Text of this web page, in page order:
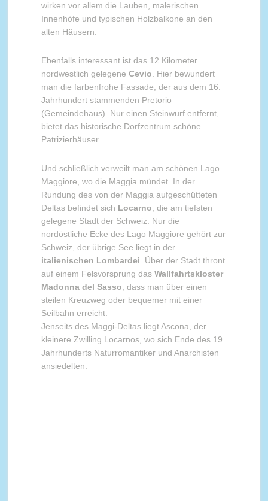
wirken vor allem die Lauben, malerischen
Innenhöfe und typischen Holzbalkone an den
alten Häusern.
Ebenfalls interessant ist das 12 Kilometer
nordwestlich gelegene Cevio . Hier bewundert
man die farbenfrohe Fassade, der aus dem 16.
Jahrhundert stammenden Pretorio
(Gemeindehaus). Nur einen Steinwurf entfernt,
bietet das historische Dorfzentrum schöne
Patrizierhäuser.
Und schließlich verweilt man am schönen Lago
Maggiore, wo die Maggia mündet. In der
Rundung des von der Maggia aufgeschütteten
Deltas befindet sich Locarno , die am tiefsten
gelegene Stadt der Schweiz. Nur die
nordöstliche Ecke des Lago Maggiore gehört zur
Schweiz, der übrige See liegt in der
italienischen Lombardei . Über der Stadt thront
auf einem Felsvorsprung das Wallfahrtskloster
Madonna del Sasso , dass man über einen
steilen Kreuzweg oder bequemer mit einer
Seilbahn erreicht.
Jenseits des Maggi-Deltas liegt Ascona, der
kleinere Zwilling Locarnos, wo sich Ende des 19.
Jahrhunderts Naturromantiker und Anarchisten
ansiedelten.